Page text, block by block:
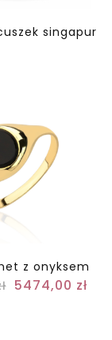
singapur
z onyksem
5474,00 zł